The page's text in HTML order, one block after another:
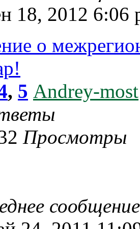
18, 2012 6:06
о
, 5 Andrey-most
Просмотры